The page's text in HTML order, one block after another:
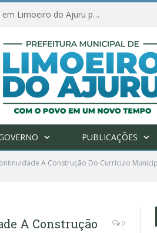
Amanhã começa nova etapa de vacinação em Limoeiro do Ajuru para idosos com 65 ou mais
PUBLICAÇÕES
A Construção Do Currículo
A Construção
0